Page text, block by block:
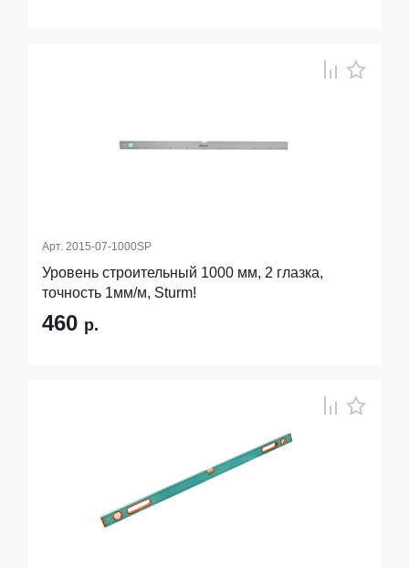
Арт. 2015-07-1000SP
Уровень строительный 1000 мм, 2 глазка,
точность 1мм/м, Sturm!
460 р.